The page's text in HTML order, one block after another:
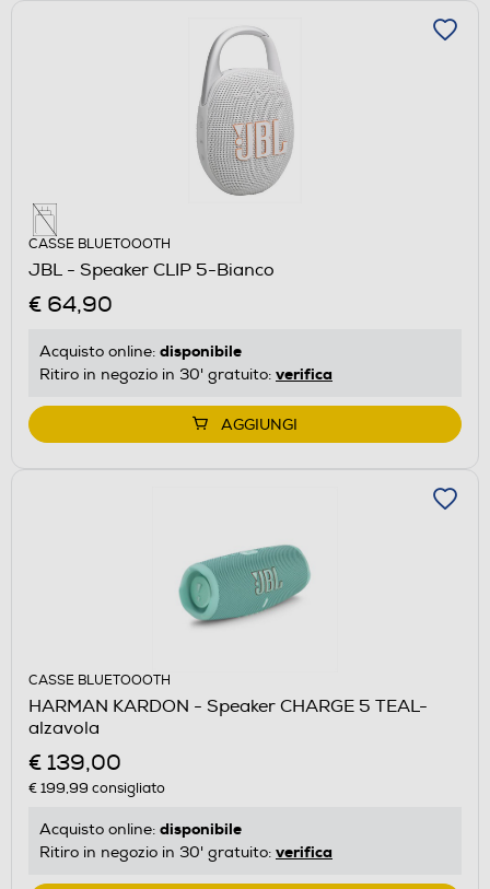
CASSE BLUETOOOTH
JBL - Speaker CLIP 5-Bianco
€ 64,90
Acquisto online: disponibile
Ritiro in negozio in 30' gratuito: verifica
AGGIUNGI
CASSE BLUETOOOTH
HARMAN KARDON - Speaker CHARGE 5 TEAL-
alzavola
€ 139,00
€ 199,99 consigliato
Acquisto online: disponibile
Ritiro in negozio in 30' gratuito: verifica